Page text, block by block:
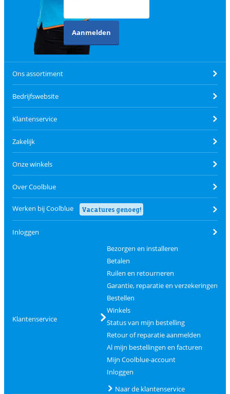
Aanmelden
Ons assortiment
Bedrijfswebsite
Klantenservice
Zakelijk
Onze winkels
Over Coolblue
Werken bij Coolblue Vacatures genoeg!
Inloggen
Klantenservice
Bezorgen en installeren
Betalen
Ruilen en retourneren
Garantie, reparatie en verzekeringen
Bestellen
Winkels
Status van mijn bestelling
Retour of reparatie aanmelden
Al mijn bestellingen en facturen
Mijn Coolblue-account
Inloggen
Naar de klantenservice